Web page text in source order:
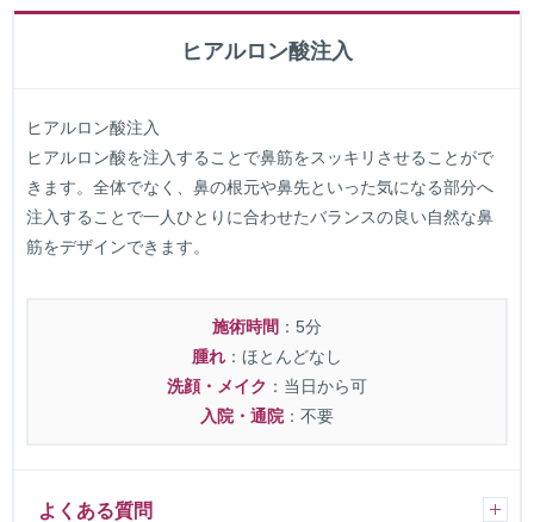
ヒアルロン酸注入
ヒアルロン酸注入
ヒアルロン酸を注入することで鼻筋をスッキリさせることがで
きます。全体でなく、鼻の根元や鼻先といった気になる部分へ
注入することで一人ひとりに合わせたバランスの良い自然な鼻
筋をデザインできます。
施術時間 ：5分
腫れ ：ほとんどなし
洗顔・メイク ：当日から可
入院・通院 ：不要
よくある質問